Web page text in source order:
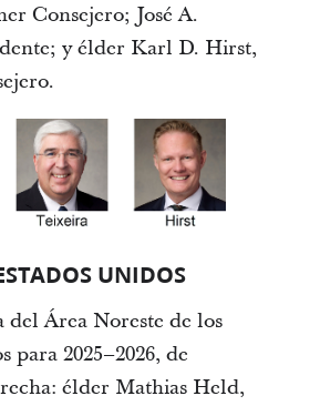
Consejero; José A.
y élder Karl D. Hirst,
UNIDOS
del Área Noreste de los
para 2025–2026, de
élder Mathias Held,